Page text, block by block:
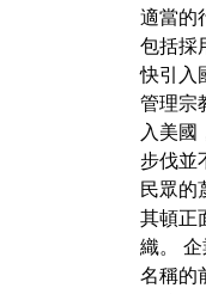
適當的
包括採
快引入
管理宗
入美國
步伐並
民眾的
其頓正
織。
名稱的